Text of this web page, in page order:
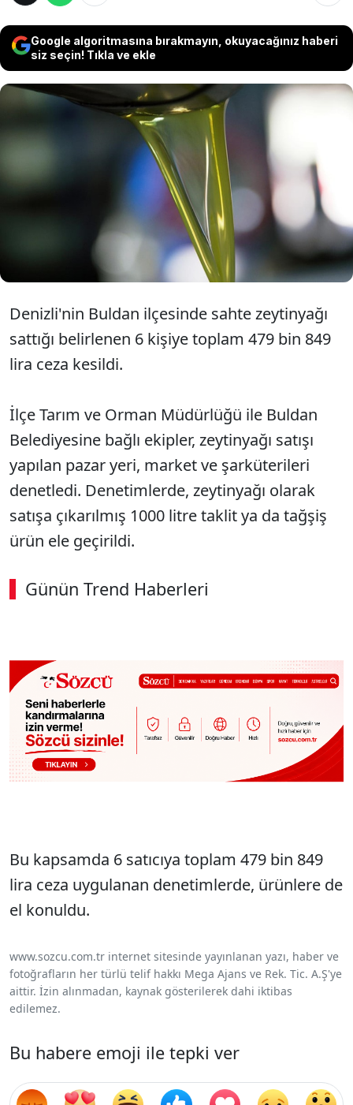
Google algoritmasına bırakmayın, okuyacağınız haberi
siz seçin! Tıkla ve ekle
Denizli'de sahte zeytinyağı satanlara
para cezası kesildi. Altı kişiye 479 bin
849 lira ceza uygulandı.
Denizli'nin Buldan ilçesinde sahte zeytinyağı
sattığı belirlenen 6 kişiye toplam 479 bin 849
lira ceza kesildi.
İlçe Tarım ve Orman Müdürlüğü ile Buldan
Belediyesine bağlı ekipler, zeytinyağı satışı
yapılan pazar yeri, market ve şarküterileri
denetledi. Denetimlerde, zeytinyağı olarak
satışa çıkarılmış 1000 litre taklit ya da tağşiş
ürün ele geçirildi.
Günün Trend Haberleri
Bu kapsamda 6 satıcıya toplam 479 bin 849
lira ceza uygulanan denetimlerde, ürünlere de
el konuldu.
www.sozcu.com.tr internet sitesinde yayınlanan yazı, haber ve
fotoğrafların her türlü telif hakkı Mega Ajans ve Rek. Tic. A.Ş'ye
aittir. İzin alınmadan, kaynak gösterilerek dahi iktibas
edilemez.
Bu habere emoji ile tepki ver